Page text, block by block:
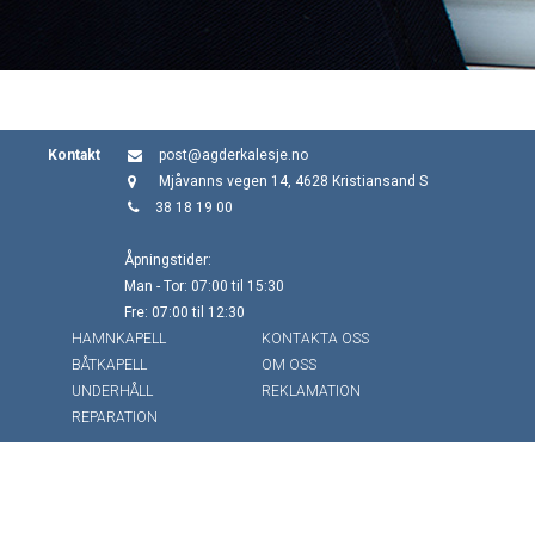
Kontakt
post@agderkalesje.no
Mjåvanns vegen 14, 4628 Kristiansand S
38 18 19 00
Åpningstider:
Man - Tor: 07:00 til 15:30
Fre: 07:00 til 12:30
HAMNKAPELL
BÅTKAPELL
UNDERHÅLL
REPARATION
KONTAKTA OSS
OM OSS
REKLAMATION